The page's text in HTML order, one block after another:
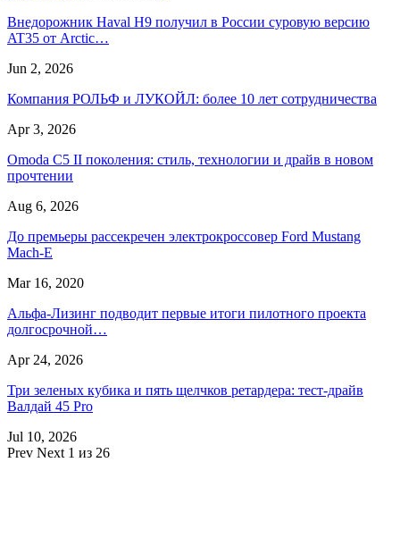
Внедорожник Haval H9 получил в России суровую версию
AT35 от Arctic…
Jun 2, 2026
Компания РОЛЬФ и ЛУКОЙЛ: более 10 лет сотрудничества
Apr 3, 2026
Omoda C5 II поколения: стиль, технологии и драйв в новом
прочтении
Aug 6, 2026
До премьеры рассекречен электрокроссовер Ford Mustang
Mach-E
Mar 16, 2020
Альфа-Лизинг подводит первые итоги пилотного проекта
долгосрочной…
Apr 24, 2026
Три зеленых кубика и пять щелчков ретардера: тест-драйв
Валдай 45 Pro
Jul 10, 2026
Prev Next 1 из 26